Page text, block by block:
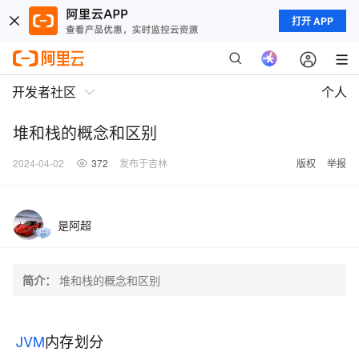
打开 APP
开发者社区 个人
堆和栈的概念和区别
2024-04-02 372 发布于吉林 版权 举报
是阿超
简介： 堆和栈的概念和区别
JVM内存划分